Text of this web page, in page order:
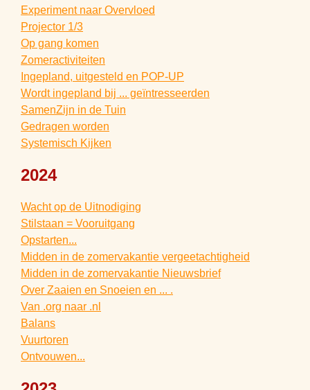
Experiment naar Overvloed
Projector 1/3
Op gang komen
Zomeractiviteiten
Ingepland, uitgesteld en POP-UP
Wordt ingepland bij ... geïntresseerden
SamenZijn in de Tuin
Gedragen worden
Systemisch Kijken
2024
Wacht op de Uitnodiging
Stilstaan = Vooruitgang
Opstarten...
Midden in de zomervakantie vergeetachtigheid
Midden in de zomervakantie Nieuwsbrief
Over Zaaien en Snoeien en ... .
Van .org naar .nl
Balans
Vuurtoren
Ontvouwen...